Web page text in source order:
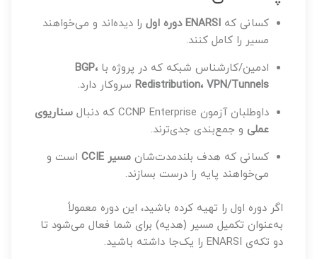
کسانی که ENARSI دوره اول
را دیده‌اند و می‌خواهند
مسیر را کامل کنند.
ادمین/کارشناس شبکه که در پروژه با BGP،
Redistribution، VPN/Tunnelsسروکار دارد.
داوطلبان آزمون CCNP Enterprise که دنبال
سناریوی
عملیو جمع‌بندی جدی‌ترند.
کسانی که هدف بلندمدت‌شان مسیر CCIE
است و
می‌خواهند پایه را درست بسازند.
اگر دوره اول را تهیه کرده باشید، این دوره معمولاً
به‌عنوان تکمیل مسیر (هدیه) برای شما فعال می‌شود تا
دو تکه‌ی ENARSI را یک‌جا داشته باشید.